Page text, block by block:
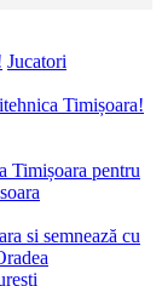
Jucatori
Timișoara!
Timișoara pentru
si semnează cu